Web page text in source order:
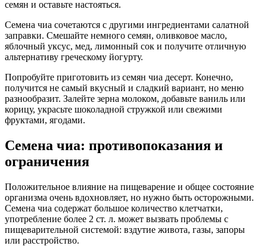
семян и оставьте настояться.
Семена чиа сочетаются с другими ингредиентами салатной
заправки. Смешайте немного семян, оливковое масло,
яблочный уксус, мед, лимонный сок и получите отличную
альтернативу греческому йогурту.
Попробуйте приготовить из семян чиа десерт. Конечно,
получится не самый вкусный и сладкий вариант, но меню
разнообразит. Залейте зерна молоком, добавьте ваниль или
корицу, украсьте шоколадной стружкой или свежими
фруктами, ягодами.
Семена чиа: противопоказания и
ограничения
Положительное влияние на пищеварение и общее состояние
организма очень вдохновляет, но нужно быть осторожными.
Семена чиа содержат большое количество клетчатки,
употребление более 2 ст. л. может вызвать проблемы с
пищеварительной системой: вздутие живота, газы, запоры
или расстройство.